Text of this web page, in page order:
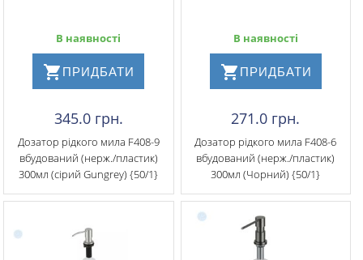
В наявності
ПРИДБАТИ
345.0 грн.
Дозатор рідкого мила​ F408-9
вбудований (нерж./пластик)
300мл (сірий Gungrey) {50/1}
В наявності
ПРИДБАТИ
271.0 грн.
Дозатор рідкого мила F408-6
вбудований (нерж./пластик)
300мл (Чорний) {50/1}